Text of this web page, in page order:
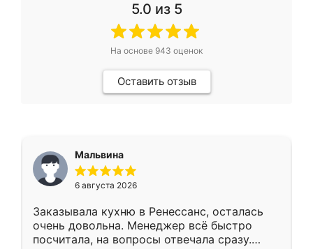
5.0 из 5
На основе 943 оценок
Оставить отзыв
Мальвина
6 августа 2026
Заказывала кухню в Ренессанс, осталась
очень довольна. Менеджер всё быстро
посчитала, на вопросы отвечала сразу.